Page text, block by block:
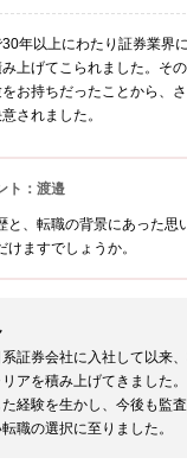
30年以上にわたり証券業界
上げてこられました。そ
お持ちだったことから、
されました。
ト：渡邉
と、転職の背景にあった思
けますでしょうか。
証券会社に入社して以来
アを積み上げてきました
経験を生かし、今後も監
職の選択に至りました。